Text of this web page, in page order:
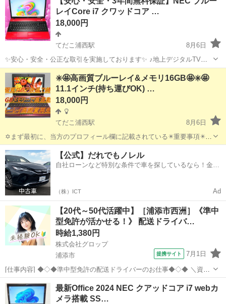
ナーをおまけでプレゼントします✡️ ✡️テレビ番組をパソコンで視聴と
録画が可...
レイCore i7 クワッドコア …
18,000円
てだこ浦西駅
8月6日
✨安心・安全・公正な取引を実施しております✨ ♪地上デジタルTVチ
ューナー♪ ☑️テレビ番組をパソコンで観れる・撮れる！ ☑️電子番組表
対応！ 録画予約もＯＫ！ ☑️オプション 500円 *️⃣✴️取引場所は、...
沖縄 沖縄市 てだこ浦西駅 ノートパソコン 動画
✳️🤩高画質ブルーレイ&メモリ16GB🤩✳️🤩
11.1インチ(持ち運びOK) …
18,000円
てだこ浦西駅
8月6日
✡️まず最初に、当方のプロフィール欄に記載されている✴️重要事項✴️を
必ずご覧くださいますよう、お願いします。 ✡️液晶パネルはビジネス
ノートに搭載されているノングレア液晶とは違い、高輝度でガラスの
ようにキラキラして高画...
沖縄 沖縄市 てだこ浦西駅
【公式】だれでもノレル
自社ローンなど特別な条件で車を探しているなら！金利
（株）ICT Ad
【20代～50代活躍中】［浦添市西洲］《準中
型免許が活かせる！》 配送ドライバ…
時給1,380円
株式会社グロップ
浦添市
提携サイト 7月1日
[仕事内容] ◆◇◆準中型免許の配送ドライバーのお仕事◆◇◆ ＼資格
えお活かせる／ 下記資格があれば実務経験がなくてもOK◎ ・中型免
許（8t限定） 2007年6月1日以前の普通免許取得者も可 （免許証に「中
型車は中型（...
沖縄 浦添市 ドライバー
最新Office 2024 NEC クアッドコア i7 webカ
メラ搭載 SS…